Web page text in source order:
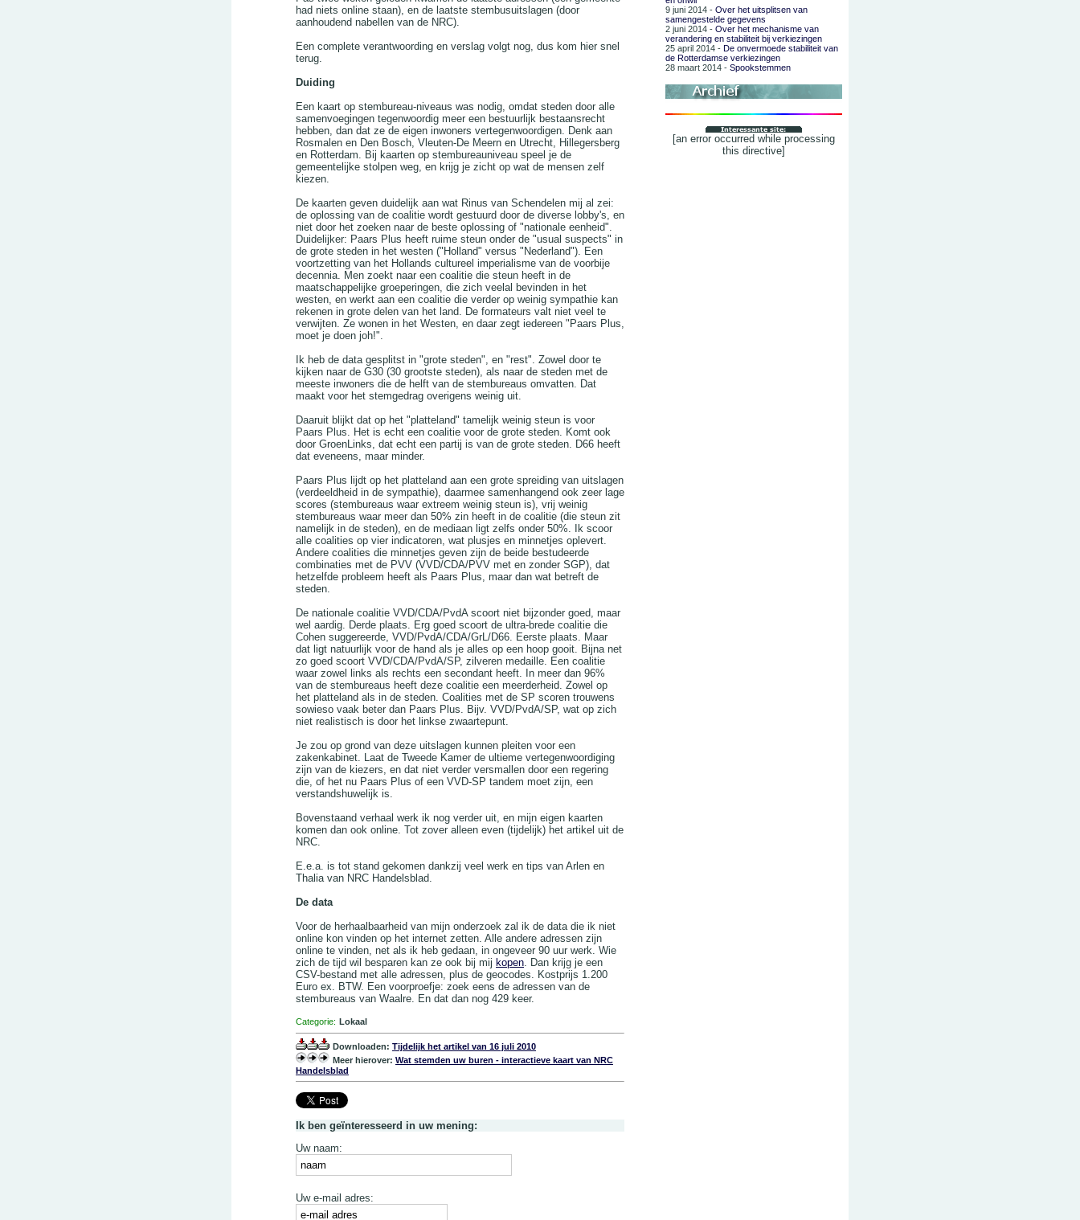
had niets online staan), en de laatste stembusuitslagen (door
aanhoudend nabellen van de NRC).
Een complete verantwoording en verslag volgt nog, dus kom hier snel
terug.
Duiding
Een kaart op stembureau-niveaus was nodig, omdat steden door alle
samenvoegingen tegenwoordig meer een bestuurlijk bestaansrecht
hebben, dan dat ze de eigen inwoners vertegenwoordigen. Denk aan
Rosmalen en Den Bosch, Vleuten-De Meern en Utrecht, Hillegersberg
en Rotterdam. Bij kaarten op stembureauniveau speel je de
gemeentelijke stolpen weg, en krijg je zicht op wat de mensen zelf
kiezen.
De kaarten geven duidelijk aan wat Rinus van Schendelen mij al zei:
de oplossing van de coalitie wordt gestuurd door de diverse lobby's, en
niet door het zoeken naar de beste oplossing of "nationale eenheid".
Duidelijker: Paars Plus heeft ruime steun onder de "usual suspects" in
de grote steden in het westen ("Holland" versus "Nederland"). Een
voortzetting van het Hollands cultureel imperialisme van de voorbije
decennia. Men zoekt naar een coalitie die steun heeft in de
maatschappelijke groeperingen, die zich veelal bevinden in het
westen, en werkt aan een coalitie die verder op weinig sympathie kan
rekenen in grote delen van het land. De formateurs valt niet veel te
verwijten. Ze wonen in het Westen, en daar zegt iedereen "Paars Plus,
moet je doen joh!".
Ik heb de data gesplitst in "grote steden", en "rest". Zowel door te
kijken naar de G30 (30 grootste steden), als naar de steden met de
meeste inwoners die de helft van de stembureaus omvatten. Dat
maakt voor het stemgedrag overigens weinig uit.
Daaruit blijkt dat op het "platteland" tamelijk weinig steun is voor
Paars Plus. Het is echt een coalitie voor de grote steden. Komt ook
door GroenLinks, dat echt een partij is van de grote steden. D66 heeft
dat eveneens, maar minder.
Paars Plus lijdt op het platteland aan een grote spreiding van uitslagen
(verdeeldheid in de sympathie), daarmee samenhangend ook zeer lage
scores (stembureaus waar extreem weinig steun is), vrij weinig
stembureaus waar meer dan 50% zin heeft in de coalitie (die steun zit
namelijk in de steden), en de mediaan ligt zelfs onder 50%. Ik scoor
alle coalities op vier indicatoren, wat plusjes en minnetjes oplevert.
Andere coalities die minnetjes geven zijn de beide bestudeerde
combinaties met de PVV (VVD/CDA/PVV met en zonder SGP), dat
hetzelfde probleem heeft als Paars Plus, maar dan wat betreft de
steden.
De nationale coalitie VVD/CDA/PvdA scoort niet bijzonder goed, maar
wel aardig. Derde plaats. Erg goed scoort de ultra-brede coalitie die
Cohen suggereerde, VVD/PvdA/CDA/GrL/D66. Eerste plaats. Maar
dat ligt natuurlijk voor de hand als je alles op een hoop gooit. Bijna net
zo goed scoort VVD/CDA/PvdA/SP, zilveren medaille. Een coalitie
waar zowel links als rechts een secondant heeft. In meer dan 96%
van de stembureaus heeft deze coalitie een meerderheid. Zowel op
het platteland als in de steden. Coalities met de SP scoren trouwens
sowieso vaak beter dan Paars Plus. Bijv. VVD/PvdA/SP, wat op zich
niet realistisch is door het linkse zwaartepunt.
Je zou op grond van deze uitslagen kunnen pleiten voor een
zakenkabinet. Laat de Tweede Kamer de ultieme vertegenwoordiging
zijn van de kiezers, en dat niet verder versmallen door een regering
die, of het nu Paars Plus of een VVD-SP tandem moet zijn, een
verstandshuwelijk is.
Bovenstaand verhaal werk ik nog verder uit, en mijn eigen kaarten
komen dan ook online. Tot zover alleen even (tijdelijk) het artikel uit de
NRC.
E.e.a. is tot stand gekomen dankzij veel werk en tips van Arlen en
Thalia van NRC Handelsblad.
De data
Voor de herhaalbaarheid van mijn onderzoek zal ik de data die ik niet
online kon vinden op het internet zetten. Alle andere adressen zijn
online te vinden, net als ik heb gedaan, in ongeveer 90 uur werk. Wie
zich de tijd wil besparen kan ze ook bij mij kopen . Dan krijg je een
CSV-bestand met alle adressen, plus de geocodes. Kostprijs 1.200
Euro ex. BTW. Een voorproefje: zoek eens de adressen van de
stembureaus van Waalre. En dat dan nog 429 keer.
Categorie: Lokaal
Downloaden: Tijdelijk het artikel van 16 juli 2010
Meer hierover: Wat stemden uw buren - interactieve kaart van NRC
Handelsblad
Ik ben geïnteresseerd in uw mening:
Uw naam:
Uw e-mail adres:
9 juni 2014 - Over het uitsplitsen van
samengestelde gegevens
2 juni 2014 - Over het mechanisme van
verandering en stabiliteit bij verkiezingen
25 april 2014 - De onvermoede stabiliteit van
de Rotterdamse verkiezingen
28 maart 2014 - Spookstemmen
[an error occurred while processing
this directive]